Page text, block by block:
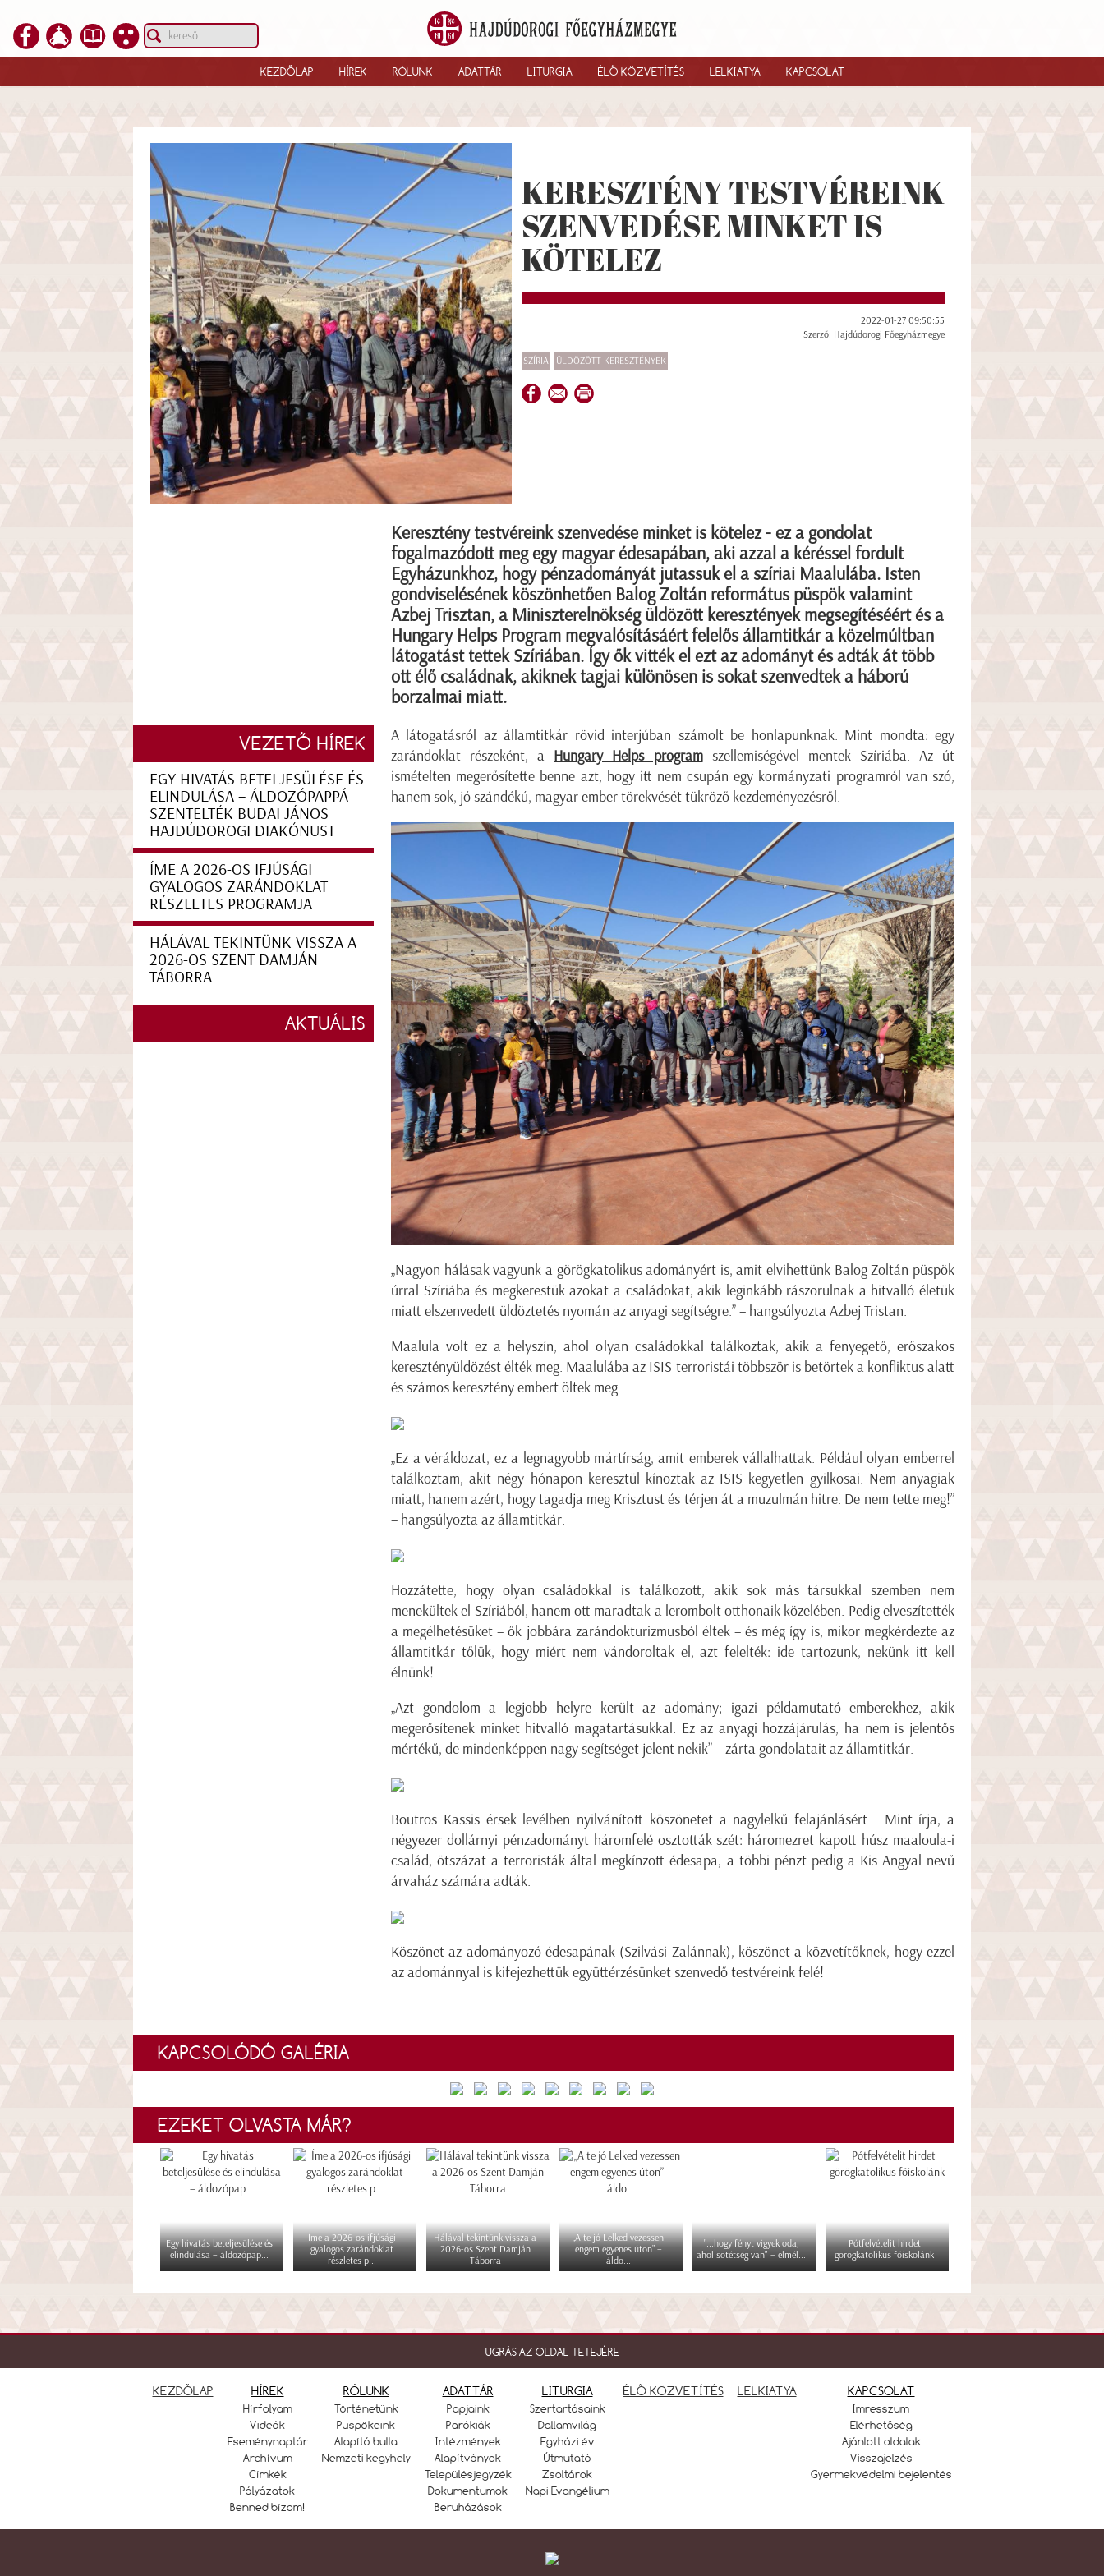
KEZDŐLAP HÍREK RÓLUNK ADATTÁR LITURGIA ÉLŐ KÖZVETÍTÉS LELKIATYA KAPCSOLAT
KERESZTÉNY TESTVÉREINK
SZENVEDÉSE MINKET IS
KÖTELEZ
2022-01-27 09:50:55
Szerző: Hajdúdorogi Főegyházmegye
SZÍRIA ÜLDÖZÖTT KERESZTÉNYEK
Keresztény testvéreink szenvedése minket is kötelez - ez a gondolat
fogalmazódott meg egy magyar édesapában, aki azzal a kéréssel fordult
Egyházunkhoz, hogy pénzadományát jutassuk el a szíriai Maalulába. Isten
gondviselésének köszönhetően Balog Zoltán református püspök valamint
Azbej Trisztan, a Miniszterelnökség üldözött keresztények megsegítéséért és a
Hungary Helps Program megvalósításáért felelős államtitkár a közelmúltban
látogatást tettek Szíriában. Így ők vitték el ezt az adományt és adták át több
ott élő családnak, akiknek tagjai különösen is sokat szenvedtek a háború
borzalmai miatt.
A látogatásról az államtitkár rövid interjúban számolt be honlapunknak. Mint mondta: egy
zarándoklat részeként, a Hungary Helps programszellemiségével mentek Szíriába. Az út
ismételten megerősítette benne azt, hogy itt nem csupán egy kormányzati programról van szó,
hanem sok, jó szándékú, magyar ember törekvését tükröző kezdeményezésről.
„Nagyon hálásak vagyunk a görögkatolikus adományért is, amit elvihettünk Balog Zoltán püspök
úrral Szíriába és megkerestük azokat a családokat, akik leginkább rászorulnak a hitvalló életük
miatt elszenvedett üldöztetés nyomán az anyagi segítségre.” – hangsúlyozta Azbej Tristan.
Maalula volt ez a helyszín, ahol olyan családokkal találkoztak, akik a fenyegető, erőszakos
keresztényüldözést élték meg. Maalulába az ISIS terroristái többször is betörtek a konfliktus alatt
és számos keresztény embert öltek meg.
„Ez a véráldozat, ez a legnagyobb mártírság, amit emberek vállalhattak. Például olyan emberrel
találkoztam, akit négy hónapon keresztül kínoztak az ISIS kegyetlen gyilkosai. Nem anyagiak
miatt, hanem azért, hogy tagadja meg Krisztust és térjen át a muzulmán hitre. De nem tette meg!”
– hangsúlyozta az államtitkár.
Hozzátette, hogy olyan családokkal is találkozott, akik sok más társukkal szemben nem
menekültek el Szíriából, hanem ott maradtak a lerombolt otthonaik közelében. Pedig elveszítették
a megélhetésüket – ők jobbára zarándokturizmusból éltek – és még így is, mikor megkérdezte az
államtitkár tőlük, hogy miért nem vándoroltak el, azt felelték: ide tartozunk, nekünk itt kell
élnünk!
„Azt gondolom a legjobb helyre került az adomány; igazi példamutató emberekhez, akik
megerősítenek minket hitvalló magatartásukkal. Ez az anyagi hozzájárulás, ha nem is jelentős
mértékű, de mindenképpen nagy segítséget jelent nekik” – zárta gondolatait az államtitkár.
Boutros Kassis érsek levélben nyilvánított köszönetet a nagylelkű felajánlásért. Mint írja, a
négyezer dollárnyi pénzadományt háromfelé osztották szét: háromezret kapott húsz maaloula-i
család, ötszázat a terroristák által megkínzott édesapa, a többi pénzt pedig a Kis Angyal nevű
árvaház számára adták.
Köszönet az adományozó édesapának (Szilvási Zalánnak), köszönet a közvetítőknek, hogy ezzel
az adománnyal is kifejezhettük együttérzésünket szenvedő testvéreink felé!
VEZETŐ HÍREK
EGY HIVATÁS BETELJESÜLÉSE ÉS
ELINDULÁSA – ÁLDOZÓPAPPÁ
SZENTELTÉK BUDAI JÁNOS
HAJDÚDOROGI DIAKÓNUST
ÍME A 2026-OS IFJÚSÁGI
GYALOGOS ZARÁNDOKLAT
RÉSZLETES PROGRAMJA
HÁLÁVAL TEKINTÜNK VISSZA A
2026-OS SZENT DAMJÁN
TÁBORRA
AKTUÁLIS
KAPCSOLÓDÓ GALÉRIA
EZEKET OLVASTA MÁR?
Egy hivatás beteljesülése és
elindulása – áldozópap...
Íme a 2026-os ifjúsági
gyalogos zarándoklat
részletes p...
Hálával tekintünk vissza a
2026-os Szent Damján
Táborra
„A te jó Lelked vezessen
engem egyenes úton” –
áldo...
"...hogy fényt vigyek oda,
ahol sötétség van" – elmél...
Pótfelvételit hirdet
görögkatolikus főiskolánk
UGRÁS AZ OLDAL TETEJÉRE
KEZDŐLAP HÍREK
Hírfolyam
Videók
Eseménynaptár
Archívum
Címkék
Pályázatok
Benned bízom!
RÓLUNK
Történetünk
Püspökeink
Alapító bulla
Nemzeti kegyhely
ADATTÁR
Papjaink
Parókiák
Intézmények
Alapítványok
Településjegyzék
Dokumentumok
Beruházások
LITURGIA
Szertartásaink
Dallamvilág
Egyházi év
Útmutató
Zsoltárok
Napi Evangélium
ÉLŐ KÖZVETÍTÉS LELKIATYA KAPCSOLAT
Imresszum
Elérhetőség
Ajánlott oldalak
Visszajelzés
Gyermekvédelmi bejelentés